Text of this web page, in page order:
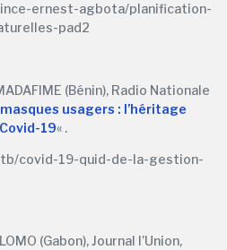
ernest-agbota/planification-
pad2
(Bénin), Radio Nationale
usagers : l’héritage
19« .
covid-19-quid-de-la-gestion-
(Gabon), Journal l’Union,